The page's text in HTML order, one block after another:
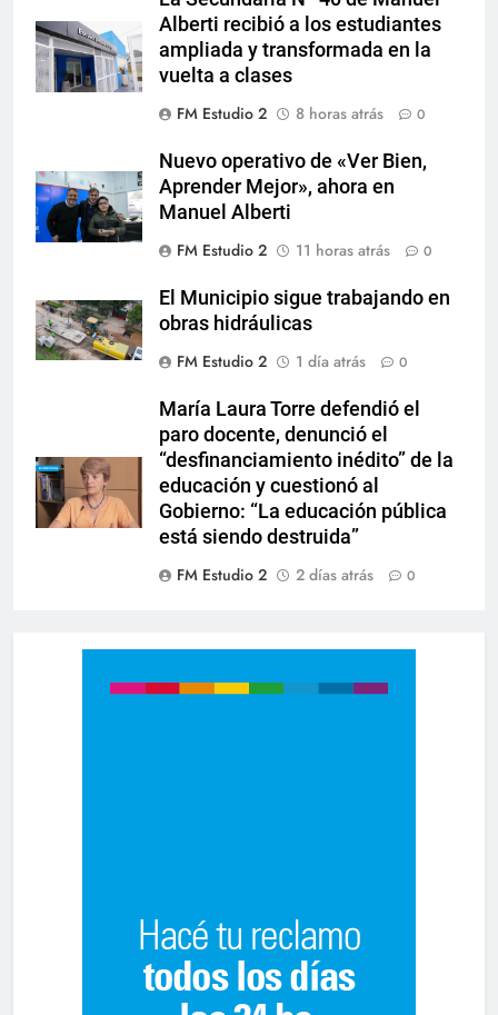
Alberti recibió a los estudiantes
ampliada y transformada en la
vuelta a clases
FM Estudio 2
8 horas atrás 0
Nuevo operativo de «Ver Bien,
Aprender Mejor», ahora en
Manuel Alberti
FM Estudio 2
11 horas atrás 0
El Municipio sigue trabajando en
obras hidráulicas
FM Estudio 2
1 día atrás 0
María Laura Torre defendió el
paro docente, denunció el
“desfinanciamiento inédito” de la
educación y cuestionó al
Gobierno: “La educación pública
está siendo destruida”
FM Estudio 2
2 días atrás 0